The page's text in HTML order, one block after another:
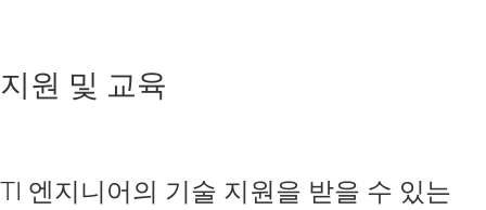
지원 및 교육
TI 엔지니어의 기술 지원을 받을 수 있는